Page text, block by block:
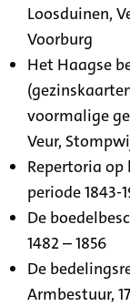
Loosduinen,
Voorburg
Het Haagse
voormalige
Veur,
Repertoria
periode 1843-
De
1482 – 1856
De
Armbestuur,